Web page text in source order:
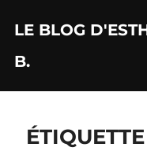
contenu
LE BLOG
B.